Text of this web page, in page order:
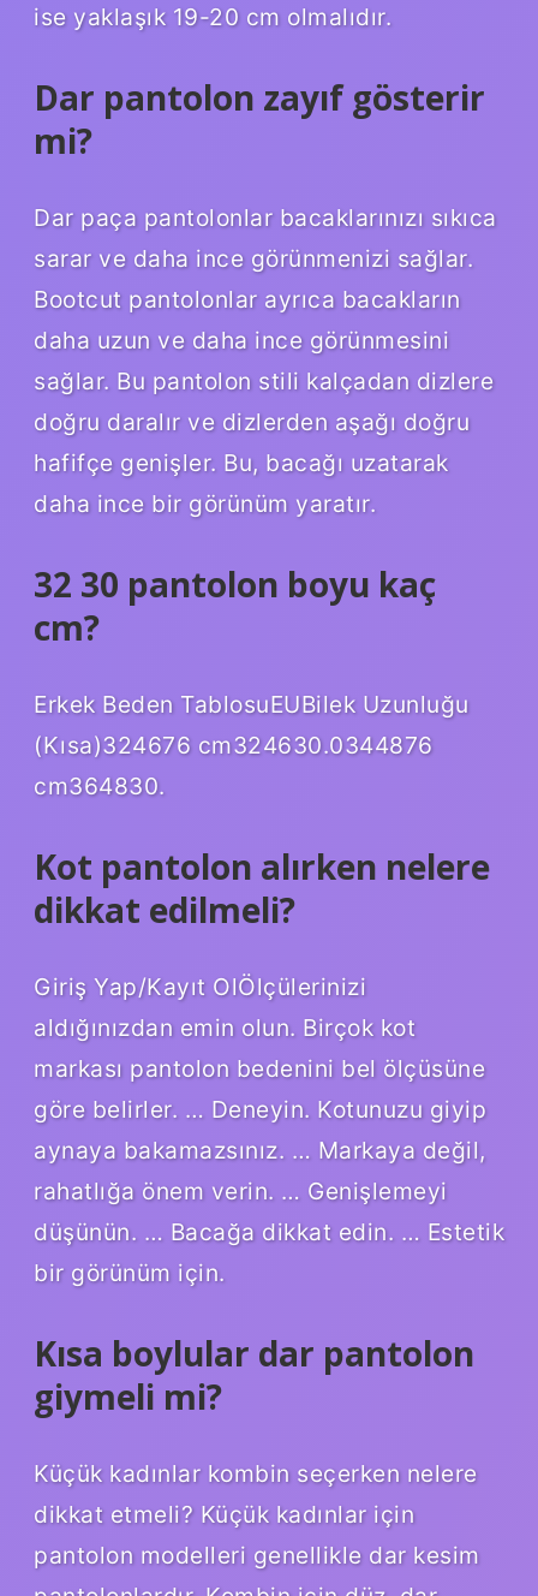
ise yaklaşık 19-20 cm olmalıdır.
Dar pantolon zayıf gösterir
mi?
Dar paça pantolonlar bacaklarınızı sıkıca
sarar ve daha ince görünmenizi sağlar.
Bootcut pantolonlar ayrıca bacakların
daha uzun ve daha ince görünmesini
sağlar. Bu pantolon stili kalçadan dizlere
doğru daralır ve dizlerden aşağı doğru
hafifçe genişler. Bu, bacağı uzatarak
daha ince bir görünüm yaratır.
32 30 pantolon boyu kaç
cm?
Erkek Beden TablosuEUBilek Uzunluğu
(Kısa)324676 cm324630.0344876
cm364830.
Kot pantolon alırken nelere
dikkat edilmeli?
Giriş Yap/Kayıt OlÖlçülerinizi
aldığınızdan emin olun. Birçok kot
markası pantolon bedenini bel ölçüsüne
göre belirler. … Deneyin. Kotunuzu giyip
aynaya bakamazsınız. … Markaya değil,
rahatlığa önem verin. … Genişlemeyi
düşünün. … Bacağa dikkat edin. … Estetik
bir görünüm için.
Kısa boylular dar pantolon
giymeli mi?
Küçük kadınlar kombin seçerken nelere
dikkat etmeli? Küçük kadınlar için
pantolon modelleri genellikle dar kesim